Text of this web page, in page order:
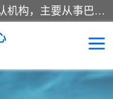
*是一家的测试、评估、检查与认机构，主要从事巴西NR10认证、NR12认证、NR13认证；ANATEL认证、INMTRO认证，欧盟CE认证：MD认证，PED认证，MID认证，ATEX认证，德国蓝色天使认证。